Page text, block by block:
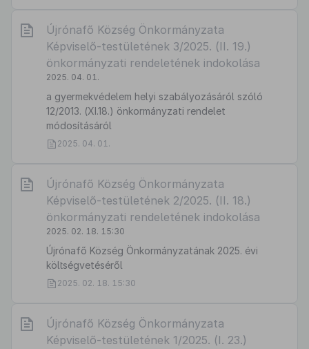
Újrónafő Község Önkormányzata
Képviselő-testületének 3/2025. (II. 19.)
önkormányzati rendeletének indokolása
2025. 04. 01.
a gyermekvédelem helyi szabályozásáról szóló
12/2013. (XI.18.) önkormányzati rendelet
módosításáról
2025. 04. 01.
Újrónafő Község Önkormányzata
Képviselő-testületének 2/2025. (II. 18.)
önkormányzati rendeletének indokolása
2025. 02. 18. 15:30
Újrónafő Község Önkormányzatának 2025. évi
költségvetéséről
2025. 02. 18. 15:30
Újrónafő Község Önkormányzata
Képviselő-testületének 1/2025. (I. 23.)